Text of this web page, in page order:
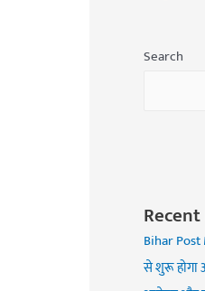
Search
Bihar
से शुरू